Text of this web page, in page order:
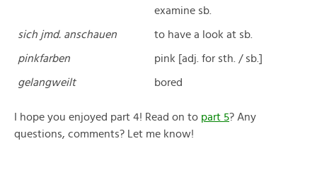
examine sb.
sich jmd. anschauen to have a look at sb.
pinkfarben pink [adj. for sth. / sb.]
gelangweilt bored
I hope you enjoyed part 4! Read on to part 5? Any
questions, comments? Let me know!